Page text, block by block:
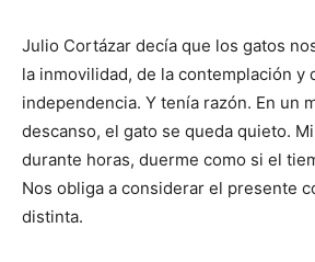
Julio Cortázar decía que los gatos
la inmovilidad, de la contemplación y
independencia. Y tenía razón. En un
descanso, el gato se queda quieto.
durante horas, duerme como si el
Nos obliga a considerar el presente
distinta.